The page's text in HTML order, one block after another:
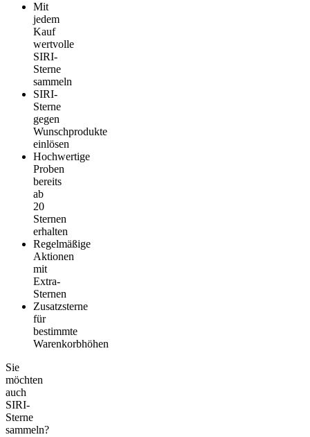
Mit
jedem
Kauf
wertvolle
SIRI-
Sterne
sammeln
SIRI-
Sterne
gegen
Wunschprodukte
einlösen
Hochwertige
Proben
bereits
ab
20
Sternen
erhalten
Regelmäßige
Aktionen
mit
Extra-
Sternen
Zusatzsterne
für
bestimmte
Warenkorbhöhen
Sie
möchten
auch
SIRI-
Sterne
sammeln?